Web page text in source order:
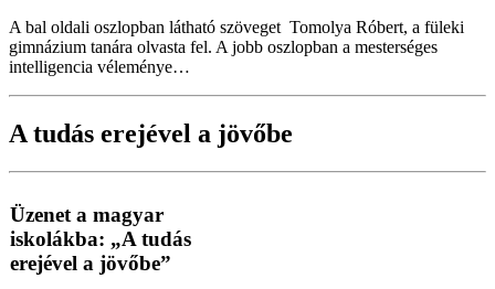
A bal oldali oszlopban látható szöveget Tomolya Róbert, a füleki
gimnázium tanára olvasta fel. A jobb oszlopban a mesterséges
intelligencia véleménye…
A tudás erejével a jövőbe
Üzenet a magyar
iskolákba: „A tudás
erejével a jövőbe”